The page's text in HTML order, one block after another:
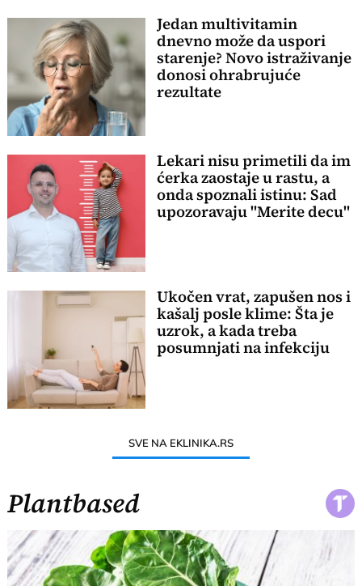
Jedan multivitamin
dnevno može da uspori
starenje? Novo istraživanje
donosi ohrabrujuće
rezultate
Lekari nisu primetili da im
ćerka zaostaje u rastu, a
onda spoznali istinu: Sad
upozoravaju "Merite decu"
Ukočen vrat, zapušen nos i
kašalj posle klime: Šta je
uzrok, a kada treba
posumnjati na infekciju
SVE NA EKLINIKA.RS
Plantbased